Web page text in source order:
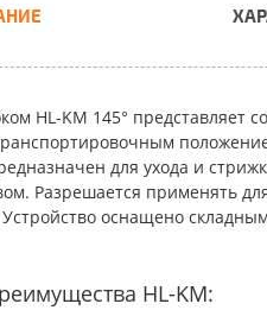
HL-KM 145° представляет
для ухода и
Разрешается применять
Устройство оснащено
HL-KM: